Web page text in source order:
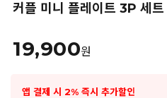
커플 미니 플레이트 3P 세트
19,900원
앱 결제 시 2% 즉시 추가할인